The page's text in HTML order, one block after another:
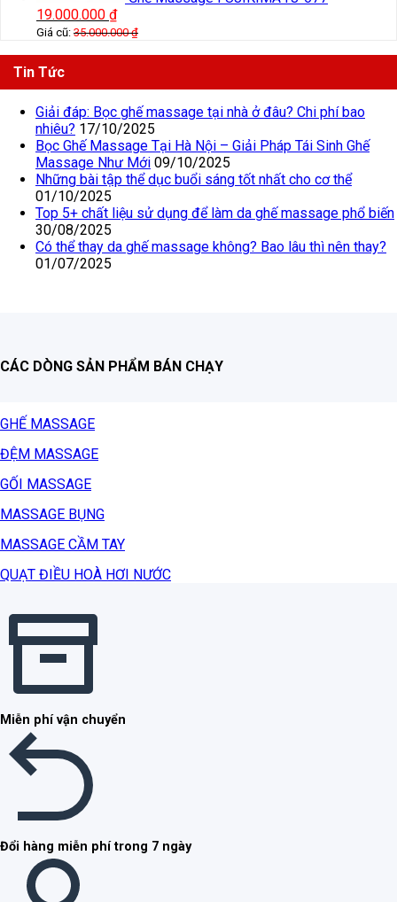
19.000.000 ₫
Giá cũ: 35.000.000₫
Tin Tức
Giải đáp: Bọc ghế massage tại nhà ở đâu? Chi phí bao
nhiêu? 17/10/2025
Bọc Ghế Massage Tại Hà Nội – Giải Pháp Tái Sinh Ghế
Massage Như Mới 09/10/2025
Những bài tập thể dục buổi sáng tốt nhất cho cơ thể
01/10/2025
Top 5+ chất liệu sử dụng để làm da ghế massage phổ biến
30/08/2025
Có thể thay da ghế massage không? Bao lâu thì nên thay?
01/07/2025
CÁC DÒNG SẢN PHẨM BÁN CHẠY
GHẾ MASSAGE
ĐỆM MASSAGE
GỐI MASSAGE
MASSAGE BỤNG
MASSAGE CẦM TAY
QUẠT ĐIỀU HOÀ HƠI NƯỚC
Miễn phí vận chuyển
Đổi hàng miễn phí trong 7 ngày